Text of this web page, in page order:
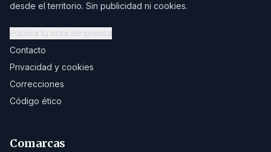
desde el territorio. Sin publicidad ni cookies.
Publica tu nota de prensa
Contacto
Privacidad y cookies
Correcciones
Código ético
Comarcas